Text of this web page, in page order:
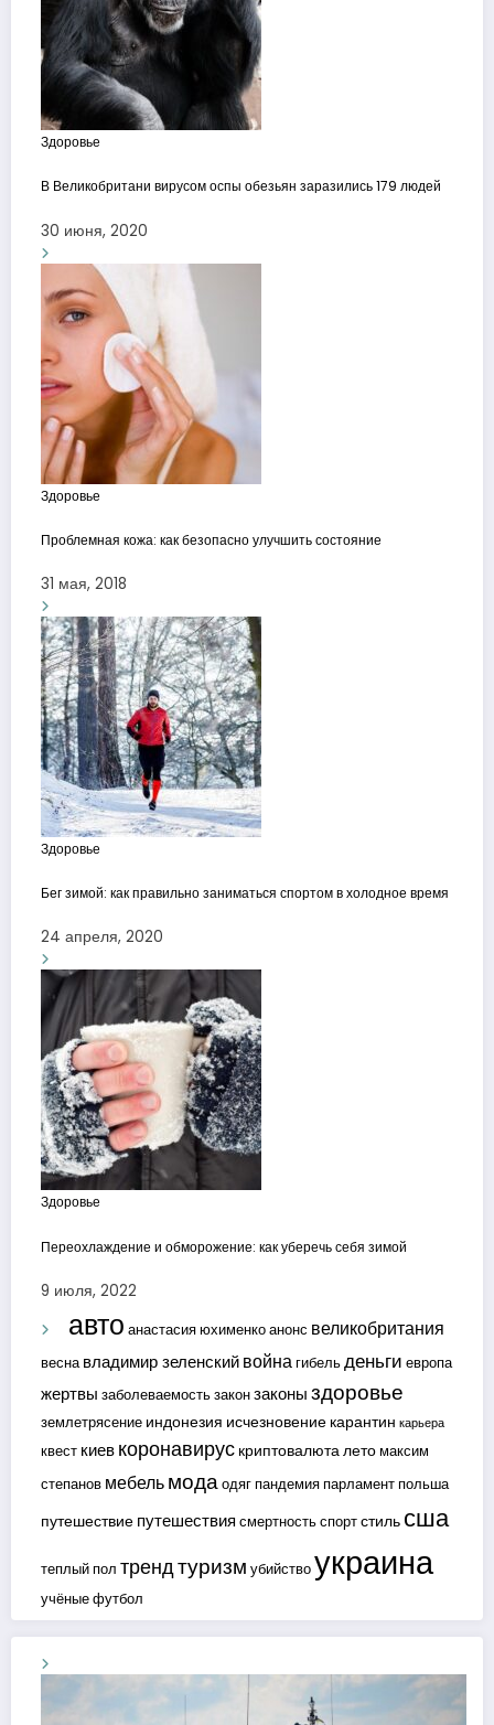
Здоровье
В Великобритани вирусом оспы обезьян заразились 179 людей
30 июня, 2020
Здоровье
Проблемная кожа: как безопасно улучшить состояние
31 мая, 2018
Здоровье
Бег зимой: как правильно заниматься спортом в холодное время
24 апреля, 2020
Здоровье
Переохлаждение и обморожение: как уберечь себя зимой
9 июля, 2022
авто анастасия юхименкоанонс великобритания
весна владимир зеленскийвойнагибельденьги европа
жертвы заболеваемостьзаконзаконыздоровье
землетрясение индонезия исчезновение карантин карьера
квест киевкоронавирус криптовалюталетомаксим
степанов мебельмодаодягпандемияпарламентпольша
путешествие путешествия смертностьспортстиль сша
теплый пол трендтуризм убийствоукраина
учёныефутбол